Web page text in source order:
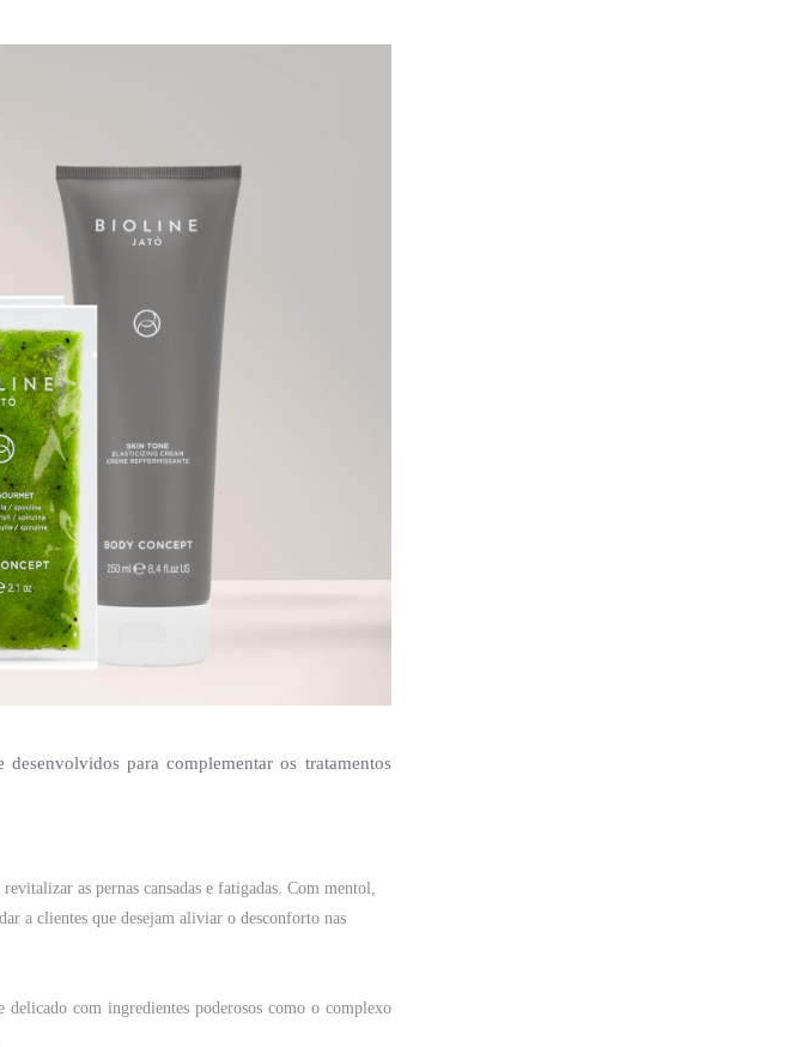
para complementar os tratamentos
as pernas cansadas e fatigadas. Com mentol,
a clientes que desejam aliviar o desconforto nas
com ingredientes poderosos como o complexo